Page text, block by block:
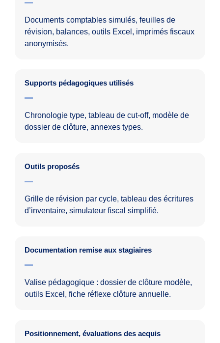
Documents comptables simulés, feuilles de
révision, balances, outils Excel, imprimés fiscaux
anonymisés.
Supports pédagogiques utilisés
Chronologie type, tableau de cut-off, modèle de
dossier de clôture, annexes types.
Outils proposés
Grille de révision par cycle, tableau des écritures
d’inventaire, simulateur fiscal simplifié.
Documentation remise aux stagiaires
Valise pédagogique : dossier de clôture modèle,
outils Excel, fiche réflexe clôture annuelle.
Positionnement, évaluations des acquis